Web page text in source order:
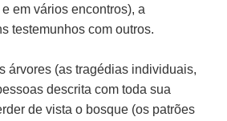
em vários encontros), a
testemunhos com outros.
árvores (as tragédias individuais,
descrita com toda sua
de vista o bosque (os patrões